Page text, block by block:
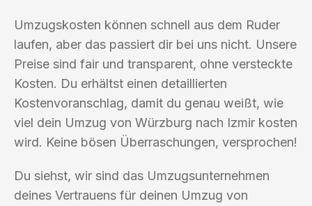
Umzugskosten können schnell aus dem Ruder
laufen, aber das passiert dir bei uns nicht. Unsere
Preise sind fair und transparent, ohne versteckte
Kosten. Du erhältst einen detaillierten
Kostenvoranschlag, damit du genau weißt, wie
viel dein Umzug von Würzburg nach Izmir kosten
wird. Keine bösen Überraschungen, versprochen!
Du siehst, wir sind das Umzugsunternehmen
deines Vertrauens für deinen Umzug von